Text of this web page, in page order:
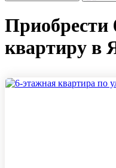
Приобрести
квартиру в